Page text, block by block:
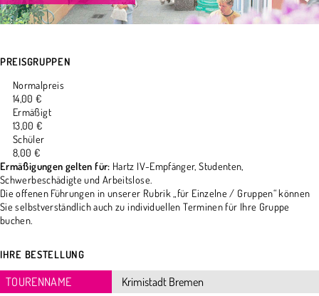
PREISGRUPPEN
Normalpreis
14,00 €
Ermäßigt
13,00 €
Schüler
8,00 €
Ermäßigungen gelten für: Hartz IV-Empfänger, Studenten,
Schwerbeschädigte und Arbeitslose.
Die offenen Führungen in unserer Rubrik „für Einzelne / Gruppen“ können
Sie selbstverständlich auch zu individuellen Terminen für Ihre Gruppe
buchen.
IHRE BESTELLUNG
TOURENNAME